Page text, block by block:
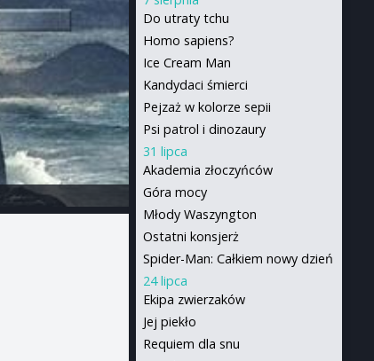
Do utraty tchu
Homo sapiens?
Ice Cream Man
Kandydaci śmierci
Pejzaż w kolorze sepii
Psi patrol i dinozaury
31 lipca
Akademia złoczyńców
Góra mocy
Młody Waszyngton
Ostatni konsjerż
Spider-Man: Całkiem nowy dzień
24 lipca
Ekipa zwierzaków
Jej piekło
Requiem dla snu